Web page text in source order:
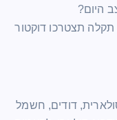
היום?
תצטרכו דוקטור
דודים, חשמל